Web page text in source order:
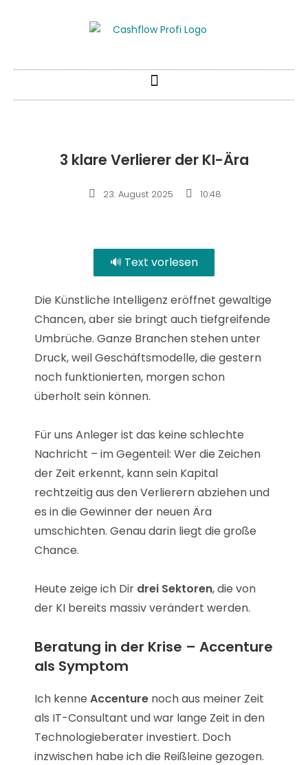
3 klare Verlierer der KI-Ära
23. August 2025 10:48
🔊 Text vorlesen
Die Künstliche Intelligenz eröffnet gewaltige
Chancen, aber sie bringt auch tiefgreifende
Umbrüche. Ganze Branchen stehen unter
Druck, weil Geschäftsmodelle, die gestern
noch funktionierten, morgen schon
überholt sein können.
Für uns Anleger ist das keine schlechte
Nachricht – im Gegenteil: Wer die Zeichen
der Zeit erkennt, kann sein Kapital
rechtzeitig aus den Verlierern abziehen und
es in die Gewinner der neuen Ära
umschichten. Genau darin liegt die große
Chance.
Heute zeige ich Dir drei Sektoren, die von
der KI bereits massiv verändert werden.
Beratung in der Krise – Accenture
als Symptom
Ich kenne Accenture noch aus meiner Zeit
als IT-Consultant und war lange Zeit in den
Technologieberater investiert. Doch
inzwischen habe ich die Reißleine gezogen.